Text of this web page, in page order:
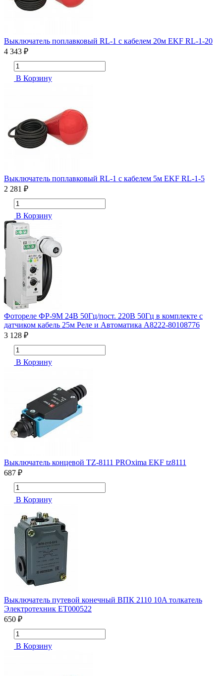
Выключатель поплавковый RL-1 с кабелем 20м EKF RL-1-20
4 343 ₽
В Корзину
Выключатель поплавковый RL-1 с кабелем 5м EKF RL-1-5
2 281 ₽
В Корзину
Фотореле ФР-9М 24В 50Гц/пост. 220В 50Гц в комплекте с
датчиком кабель 25м Реле и Автоматика A8222-80108776
3 128 ₽
В Корзину
Выключатель концевой TZ-8111 PROxima EKF tz8111
687 ₽
В Корзину
Выключатель путевой конечный ВПК 2110 10A толкатель
Электротехник ET000522
650 ₽
В Корзину